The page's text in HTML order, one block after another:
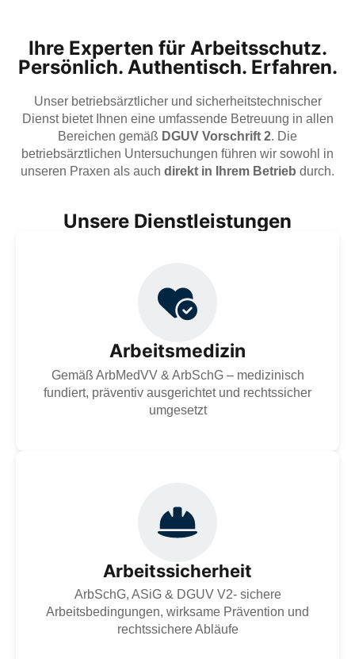
Ihre Experten für Arbeitsschutz.
Persönlich. Authentisch. Erfahren.
Unser betriebsärztlicher und sicherheitstechnischer
Dienst bietet Ihnen eine umfassende Betreuung in allen
Bereichen gemäß DGUV Vorschrift 2. Die
betriebsärztlichen Untersuchungen führen wir sowohl in
unseren Praxen als auch direkt in Ihrem Betrieb durch.
Unsere Dienstleistungen
Arbeitsmedizin
Gemäß ArbMedVV & ArbSchG – medizinisch
fundiert, präventiv ausgerichtet und rechtssicher
umgesetzt
Arbeitsmedizin gemäß ArbMedVV, ASiG und ArbSchG –
betriebsärztlich fundiert, präventiv ausgerichtet und
rechtssicher umgesetzt. Für die Gesundheit im
moderner Arbeitsbedingungen.
Zur Dienstleistung
Arbeitssicherheit
ArbSchG, ASiG & DGUV V2- sichere
Arbeitsbedingungen, wirksame Prävention und
rechtssichere Abläufe
Professionelle Arbeitssicherheit nach ArbSchG, ASiG
und DGUV: Gefährdungsbeurteilungen, Unterweisungen
und Beratung für sichere Arbeitsbedingungen, wirksame
Gesundheit und Sicherheit der Mitarbeitenden.
Zur Dienstleistung